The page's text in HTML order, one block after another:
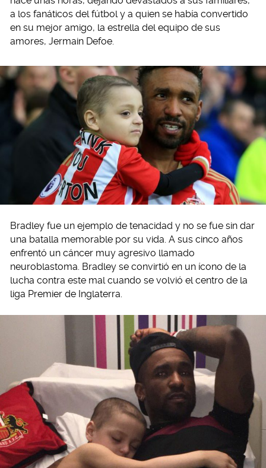
a los fanáticos del fútbol y a quien se había convertido
en su mejor amigo, la estrella del equipo de sus
amores, Jermain Defoe.
Bradley fue un ejemplo de tenacidad y no se fue sin dar
una batalla memorable por su vida. A sus cinco años
enfrentó un cáncer muy agresivo llamado
neuroblastoma. Bradley se convirtió en un ícono de la
lucha contra este mal cuando se volvió el centro de la
liga Premier de Inglaterra.